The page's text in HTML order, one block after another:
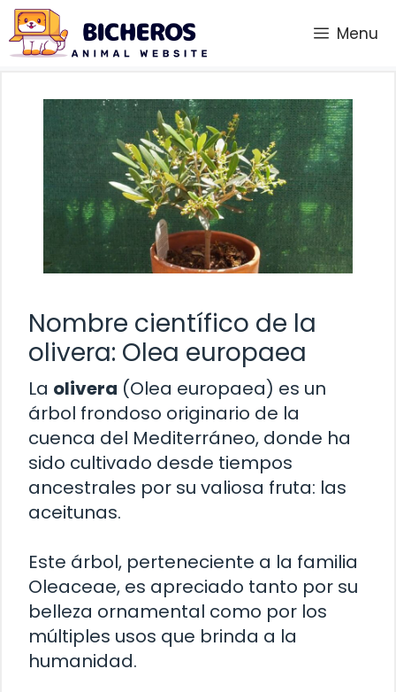
Saltar
al
contenido
Menu
Nombre científico de la
olivera: Olea europaea
La olivera (Olea europaea) es un
árbol frondoso originario de la
cuenca del Mediterráneo, donde ha
sido cultivado desde tiempos
ancestrales por su valiosa fruta: las
aceitunas.
Este árbol, perteneciente a la familia
Oleaceae, es apreciado tanto por su
belleza ornamental como por los
múltiples usos que brinda a la
humanidad.